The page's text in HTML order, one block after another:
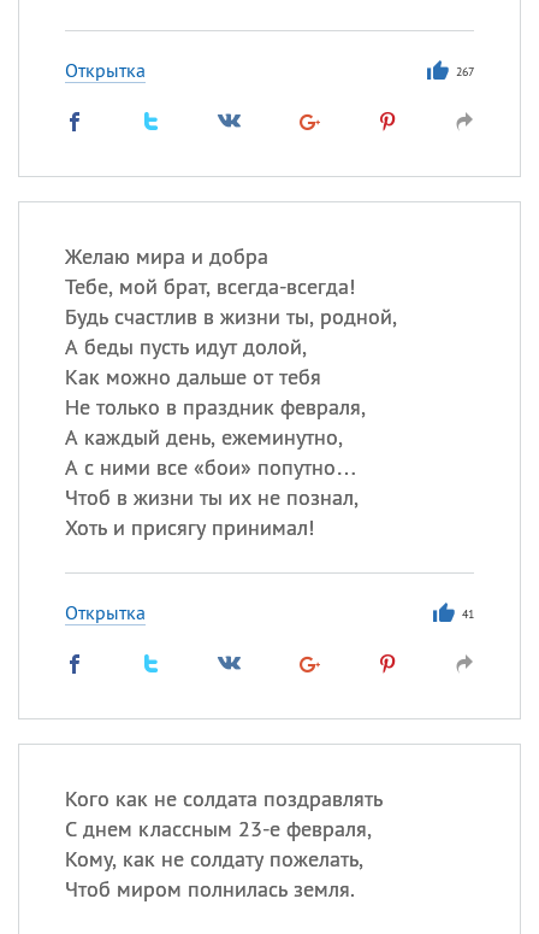
Открытка 267
Желаю мира и добра
Тебе, мой брат, всегда-всегда!
Будь счастлив в жизни ты, родной,
А беды пусть идут долой,
Как можно дальше от тебя
Не только в праздник февраля,
А каждый день, ежеминутно,
А с ними все «бои» попутно…
Чтоб в жизни ты их не познал,
Хоть и присягу принимал!
Открытка 41
Кого как не солдата поздравлять
С днем классным 23-е февраля,
Кому, как не солдату пожелать,
Чтоб миром полнилась земля.